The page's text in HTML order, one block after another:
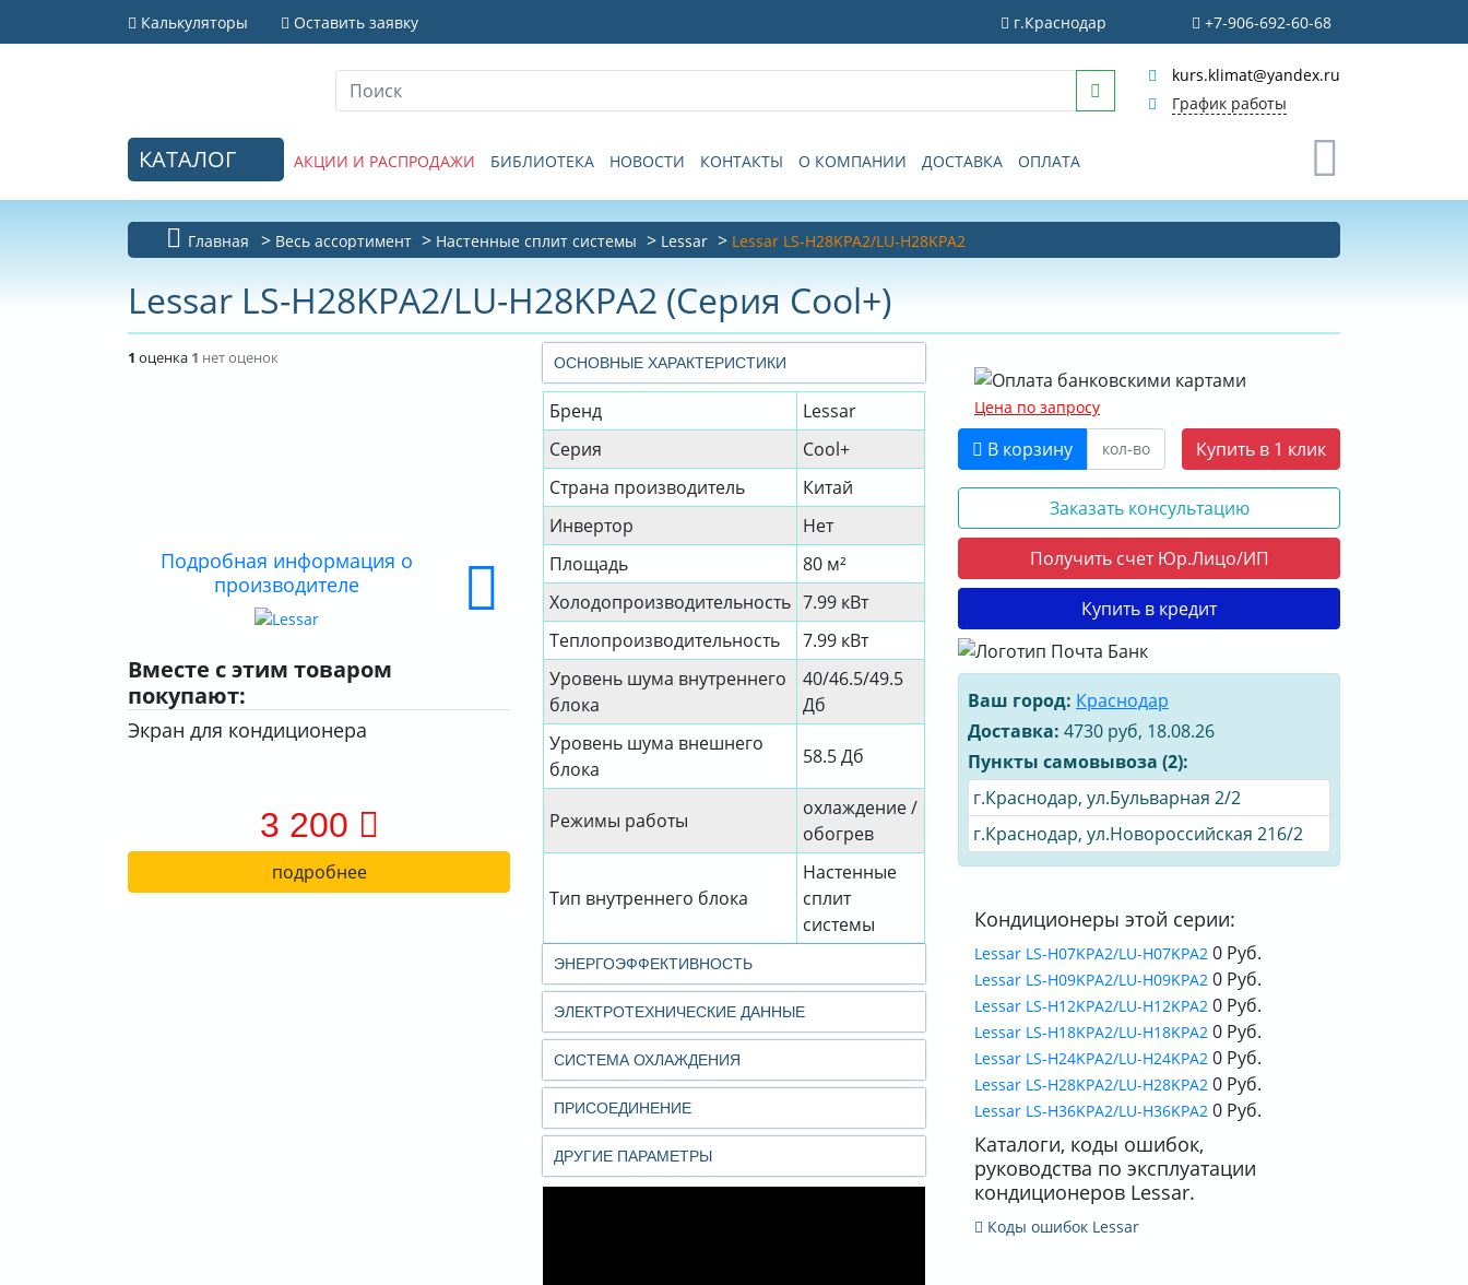
Калькуляторы Оставить заявку г.Краснодар +7-906-692-60-68
kurs.klimat@yandex.ru
График работы
КАТАЛОГ АКЦИИ И РАСПРОДАЖИ БИБЛИОТЕКА НОВОСТИ КОНТАКТЫ О КОМПАНИИ ДОСТАВКА ОПЛАТА
Главная Весь ассортимент Настенные сплит системы Lessar Lessar LS-H28KPA2/LU-H28KPA2
Lessar LS-H28KPA2/LU-H28KPA2 (Серия Cool+)
1 оценка 1 нет оценок
Подробная информация о
производителе
Вместе с этим товаром
покупают:
Экран для кондиционера
3 200
подробнее
ОСНОВНЫЕ ХАРАКТЕРИСТИКИ
Бренд
Lessar
Серия
Cool+
Страна производитель
Китай
Инвертор
Нет
Площадь
80 м²
Холодопроизводительность 7.99 кВт
Теплопроизводительность
7.99 кВт
Уровень шума внутреннего
блока
40/46.5/49.5
Дб
Уровень шума внешнего
блока
58.5 Дб
Режимы работы
охлаждение /
обогрев
Тип внутреннего блока
Настенные
сплит
системы
ЭНЕРГОЭФФЕКТИВНОСТЬ
ЭЛЕКТРОТЕХНИЧЕСКИЕ ДАННЫЕ
СИСТЕМА ОХЛАЖДЕНИЯ
ПРИСОЕДИНЕНИЕ
ДРУГИЕ ПАРАМЕТРЫ
Цена по запросу
В корзину Купить в 1 клик
Заказать консультацию
Получить счет Юр.Лицо/ИП
Купить в кредит
Ваш город: Краснодар
Доставка: 4730 руб, 18.08.26
Пункты самовывоза (2):
г.Краснодар, ул.Бульварная 2/2
г.Краснодар, ул.Новороссийская 216/2
Кондиционеры этой серии:
Lessar LS-H07KPA2/LU-H07KPA2 0 Руб.
Lessar LS-H09KPA2/LU-H09KPA2 0 Руб.
Lessar LS-H12KPA2/LU-H12KPA2 0 Руб.
Lessar LS-H18KPA2/LU-H18KPA2 0 Руб.
Lessar LS-H24KPA2/LU-H24KPA2 0 Руб.
Lessar LS-H28KPA2/LU-H28KPA2 0 Руб.
Lessar LS-H36KPA2/LU-H36KPA2 0 Руб.
Каталоги, коды ошибок,
руководства по эксплуатации
кондиционеров Lessar.
Коды ошибок Lessar